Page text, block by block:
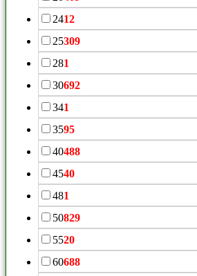
2412
25309
281
30692
341
3595
40488
4540
481
50829
5520
60688